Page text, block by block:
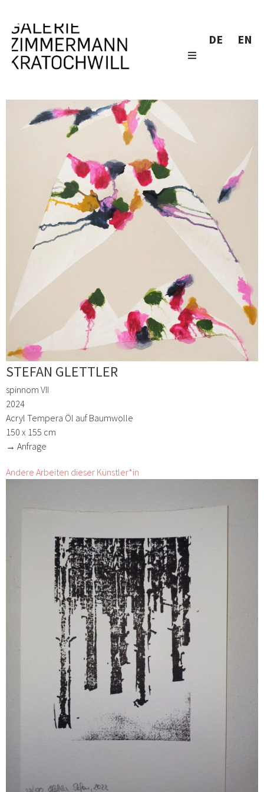
DE EN
STEFAN GLETTLER
spinnom VII
2024
Acryl Tempera Öl auf Baumwolle
150 x 155 cm
→ Anfrage
Andere Arbeiten dieser Künstler*in